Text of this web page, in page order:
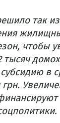
так
чтобы
тысяч
в